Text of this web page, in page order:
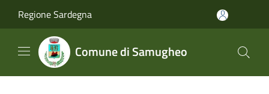
Regione Sardegna
Comune di Samugheo